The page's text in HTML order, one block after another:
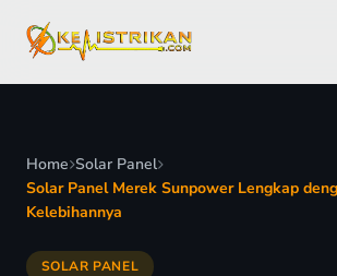
Home Solar Panel
Solar Panel Merek Sunpower Lengkap
Kelebihannya
SOLAR PANEL